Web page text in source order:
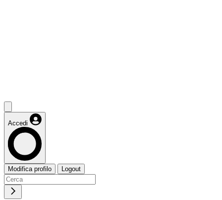
Accedi
Modifica profilo Logout